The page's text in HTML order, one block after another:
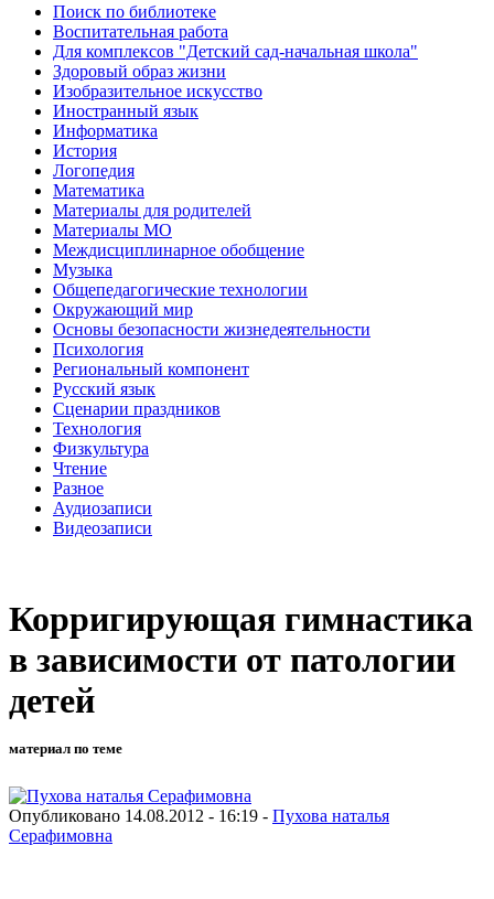
Поиск по библиотеке
Воспитательная работа
Для комплексов "Детский сад-начальная школа"
Здоровый образ жизни
Изобразительное искусство
Иностранный язык
Информатика
История
Логопедия
Математика
Материалы для родителей
Материалы МО
Междисциплинарное обобщение
Музыка
Общепедагогические технологии
Окружающий мир
Основы безопасности жизнедеятельности
Психология
Региональный компонент
Русский язык
Сценарии праздников
Технология
Физкультура
Чтение
Разное
Аудиозаписи
Видеозаписи
Корригирующая гимнастика
в зависимости от патологии
детей
материал по теме
Опубликовано 14.08.2012 - 16:19 - Пухова наталья
Серафимовна